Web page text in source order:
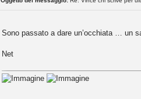
Sono passato a dare un’occhiata … un
Net